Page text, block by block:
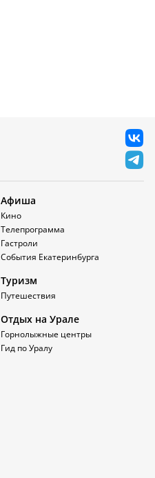
Афиша
Кино
Телепрограмма
Гастроли
События Екатеринбурга
Туризм
Путешествия
Отдых на Урале
Горнолыжные центры
Гид по Уралу